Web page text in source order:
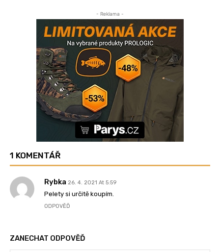
- Reklama -
1 KOMENTÁŘ
Rybka 26. 4. 2021 At 5:59
Pelety si určitě koupím.
ODPOVĚĎ
ZANECHAT ODPOVĚĎ